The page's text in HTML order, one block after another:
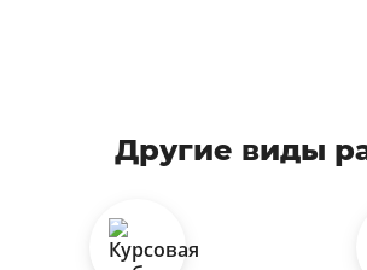
Другие виды